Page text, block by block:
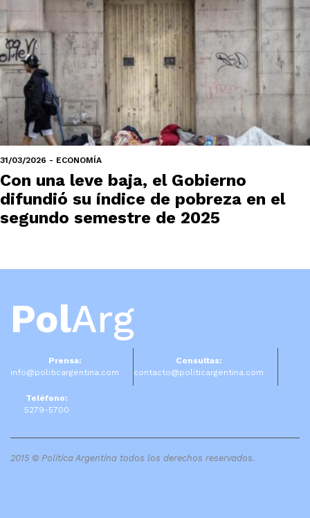
31/03/2026 - ECONOMÍA
Con una leve baja, el Gobierno
difundió su índice de pobreza en el
segundo semestre de 2025
PolArg
Prensa:
info@politicargentina.com
Consultas:
contacto@politicargentina.com
Teléfono:
5279-5700
2015 © Política Argentina todos los derechos reservados.